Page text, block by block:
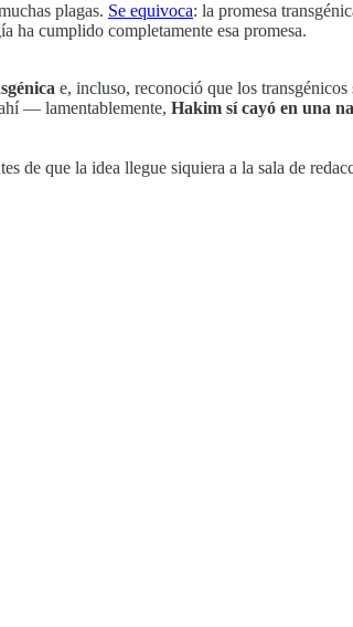
plagas. Se equivoca: la promesa
ha cumplido completamente esa promesa.
e, incluso, reconoció que los
— lamentablemente, Hakim sí cayó en una
de que la idea llegue siquiera a la sala de